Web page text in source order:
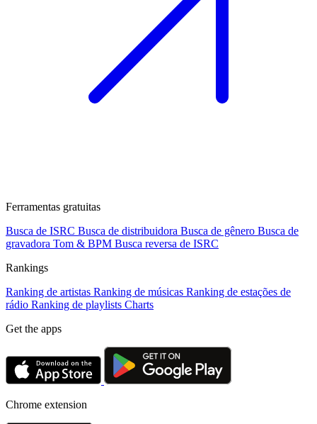
Ferramentas gratuitas
Busca de ISRC Busca de distribuidora Busca de gênero Busca de
gravadora Tom & BPM Busca reversa de ISRC
Rankings
Ranking de artistas Ranking de músicas Ranking de estações de
rádio Ranking de playlists Charts
Get the apps
Chrome extension